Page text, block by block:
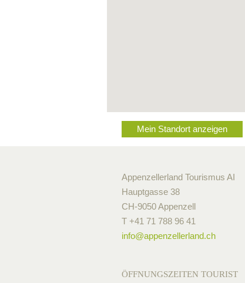
Mein Standort anzeigen
Appenzellerland Tourismus AI
Hauptgasse 38
CH-9050 Appenzell
T +41 71 788 96 41
info@appenzellerland.ch
ÖFFNUNGSZEITEN TOURIST